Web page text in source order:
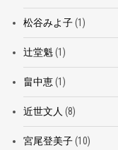
松谷みよ子(1)
辻堂魁(1)
畠中恵(1)
近世文人 (8)
宮尾登美子(10)